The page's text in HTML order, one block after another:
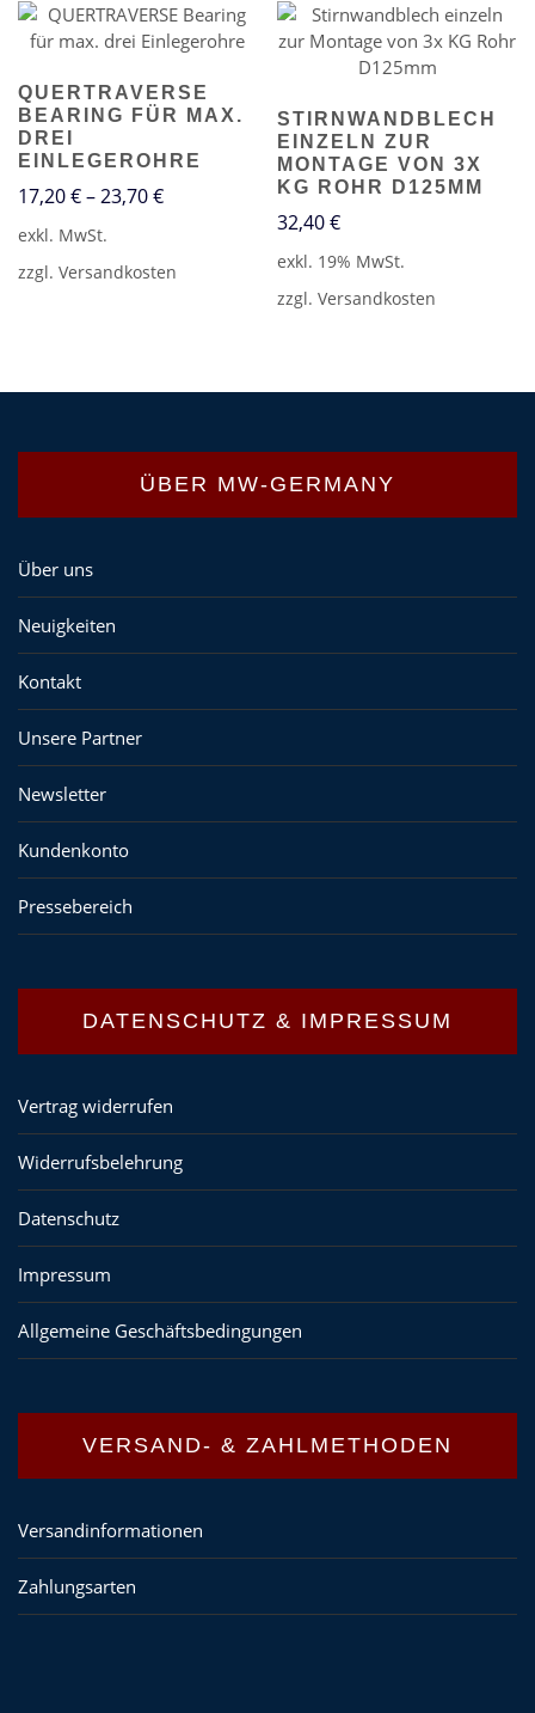
QUERTRAVERSE
BEARING FÜR MAX.
DREI
EINLEGEROHRE
17,20€–23,70€
exkl. MwSt.
zzgl. Versandkosten
STIRNWANDBLECH
EINZELN ZUR
MONTAGE VON 3X
KG ROHR D125MM
32,40€
exkl. 19% MwSt.
zzgl.Versandkosten
ÜBER MW-GERMANY
Über uns
Neuigkeiten
Kontakt
Unsere Partner
Newsletter
Kundenkonto
Pressebereich
DATENSCHUTZ & IMPRESSUM
Vertrag widerrufen
Widerrufsbelehrung
Datenschutz
Impressum
Allgemeine Geschäftsbedingungen
VERSAND- & ZAHLMETHODEN
Versandinformationen
Zahlungsarten